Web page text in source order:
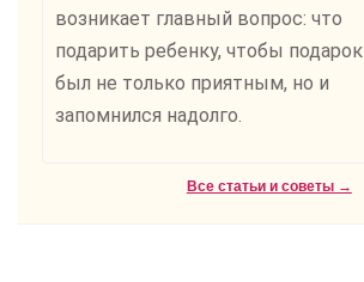
возникает главный вопрос: что
подарить ребенку, чтобы подарок
был не только приятным, но и
запомнился надолго.
Все статьи и советы →